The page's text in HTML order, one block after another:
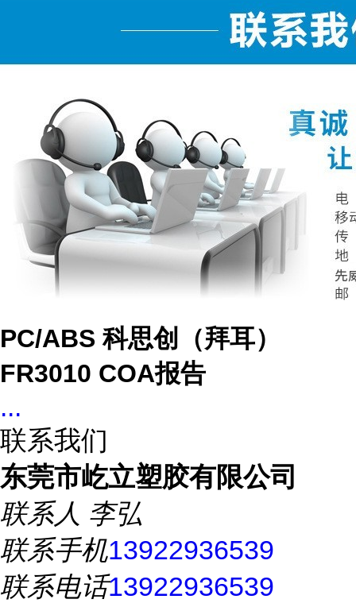
PC/ABS 科思创（拜耳）
FR3010 COA报告
...
联系我们
东莞市屹立塑胶有限公司
联系人 李弘
联系手机13922936539
联系电话13922936539